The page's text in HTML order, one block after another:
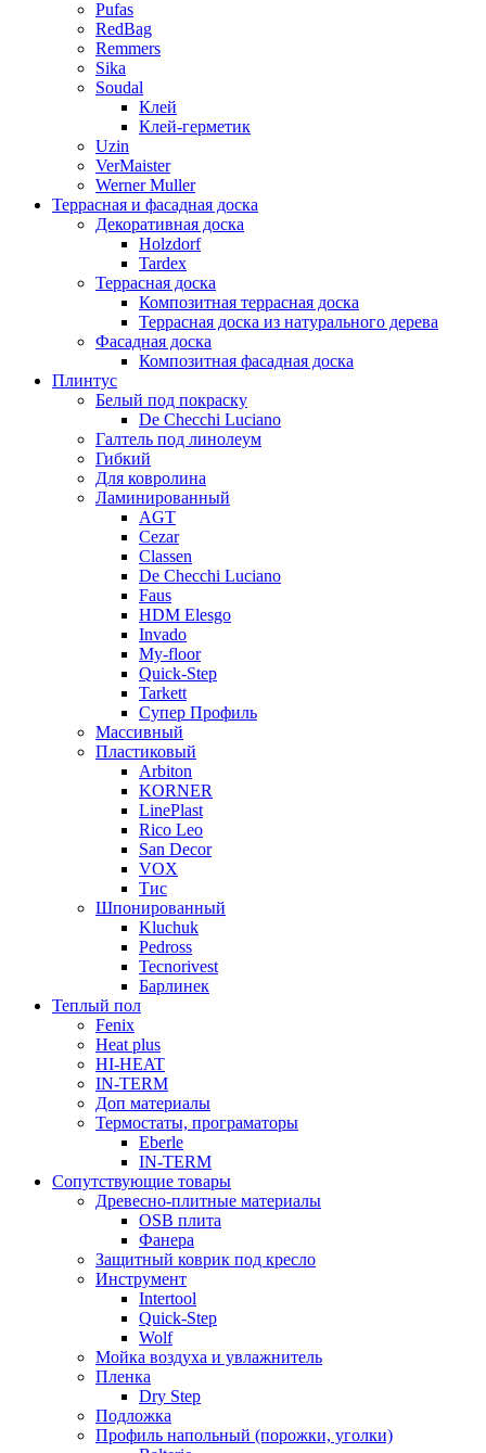
Pufas
RedBag
Remmers
Sika
Soudal
Клей
Клей-герметик
Uzin
VerMaister
Werner Muller
Террасная и фасадная доска
Декоративная доска
Holzdorf
Tardex
Террасная доска
Композитная террасная доска
Террасная доска из натурального дерева
Фасадная доска
Композитная фасадная доска
Плинтус
Белый под покраску
De Checchi Luciano
Галтель под линолеум
Гибкий
Для ковролина
Ламинированный
AGT
Cezar
Classen
De Checchi Luciano
Faus
HDM Elesgo
Invado
My-floor
Quick-Step
Tarkett
Супер Профиль
Массивный
Пластиковый
Arbiton
KORNER
LinePlast
Rico Leo
San Decor
VOX
Тис
Шпонированный
Kluchuk
Pedross
Tecnorivest
Барлинек
Теплый пол
Fenix
Heat plus
HI-HEAT
IN-TERM
Доп материалы
Термостаты, програматоры
Eberle
IN-TERM
Сопутствующие товары
Древесно-плитные материалы
OSB плита
Фанера
Защитный коврик под кресло
Инструмент
Intertool
Quick-Step
Wolf
Мойка воздуха и увлажнитель
Пленка
Dry Step
Подложка
Профиль напольный (порожки, уголки)